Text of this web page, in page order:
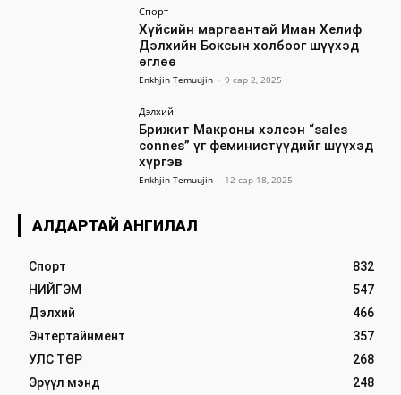
Спорт
Хүйсийн маргаантай Иман Хелиф
Дэлхийн Боксын холбоог шүүхэд
өглөө
Enkhjin Temuujin - 9 сар 2, 2025
Дэлхий
Брижит Макроны хэлсэн “sales
connes” үг феминистүүдийг шүүхэд
хүргэв
Enkhjin Temuujin - 12 сар 18, 2025
АЛДАРТАЙ АНГИЛАЛ
Спорт
832
НИЙГЭМ
547
Дэлхий
466
Энтертайнмент
357
УЛС ТӨР
268
Эрүүл мэнд
248